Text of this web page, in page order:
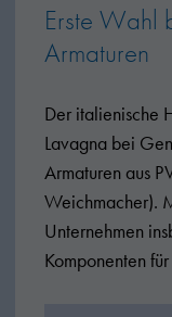
Erste Wahl
Armaturen
Der italienische
Lavagna bei
Armaturen aus
Weichmacher).
Unternehmen
Komponenten